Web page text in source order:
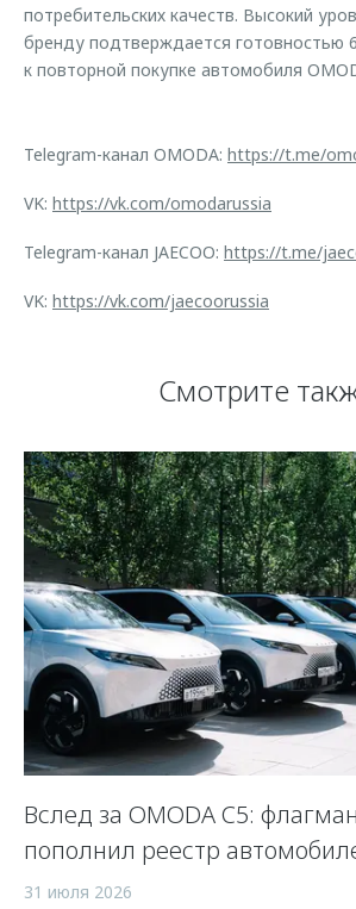
потребительских качеств. Высокий
бренду подтверждается готовностью
к повторной покупке автомобиля
Telegram-канал OMODA: https://t.me/
VK: https://vk.com/omodarussia
Telegram-канал JAECOO: https://t.me/
VK: https://vk.com/jaecoorussia
Смотрите
Вслед за OMODA C5:
пополнил реестр
31 июля 2026